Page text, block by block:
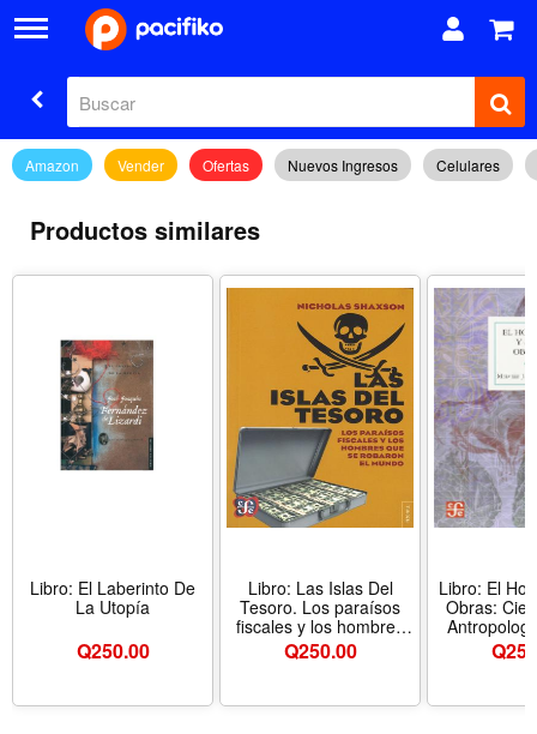
Amazon Vender Ofertas Nuevos Ingresos Celulares
Productos similares
Libro: El Laberinto De
La Utopía
Q250.00
Libro: Las Islas Del
Tesoro. Los paraísos
fiscales y los hombres
que se robaron el
mundo
Q250.00
Libro: El
Obras:
Q